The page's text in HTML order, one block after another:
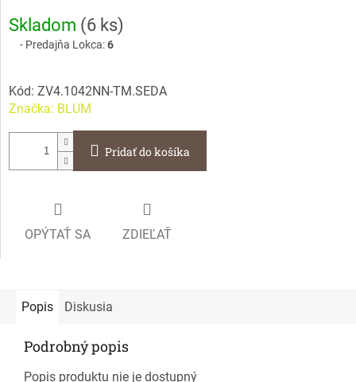
Jednotková
cena:
Skladom (6 ks)
Predajňa Lokca:6
Kód: ZV4.1042NN-TM.SEDA
Značka: BLUM
Pridať do košíka
OPÝTAŤ SA ZDIEĽAŤ
Popis Diskusia
Podrobný popis
Popis produktu nie je dostupný